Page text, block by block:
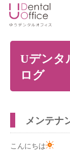
Uデン
ログ
メンテナ
こんにちは